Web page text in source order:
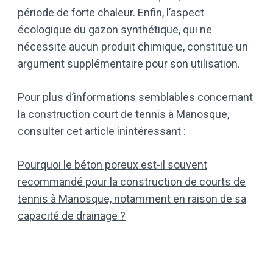
période de forte chaleur. Enfin, l’aspect
écologique du gazon synthétique, qui ne
nécessite aucun produit chimique, constitue un
argument supplémentaire pour son utilisation.
Pour plus d’informations semblables concernant
la construction court de tennis à Manosque,
consulter cet article inintéressant :
Pourquoi le béton poreux est-il souvent
recommandé pour la construction de courts de
tennis à Manosque, notamment en raison de sa
capacité de drainage ?